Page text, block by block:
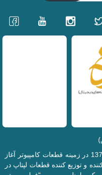
کامپیوتر افق، فعالیت خود را از سال 1377 در زمینه قطعات کامپیوتر آغاز
و توزیع کننده قطعات لپتاپ در